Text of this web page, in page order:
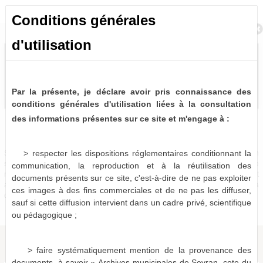
Bulletins et journaux municipaux de Sevran
Sources historiques précieuses, les bulletins et journaux municipaux de Sevran
sont désormais partiellement disponibles à la consultation virtuelle. Pour le
moment, seules les périodes 1963-1975, 1986-1987 et 1996-2001 sont
actuellement numérisées et consultables en ligne, le reste devant être mis à
disposition dans les mois qui viennent.
Conditions générales
d'utilisation
Par la présente, je déclare avoir pris connaissance des
conditions générales d'utilisation liées à la consultation
des informations présentes sur ce site et m'engage à :
> respecter les dispositions réglementaires conditionnant la
communication, la reproduction et à la réutilisation des
documents présents sur ce site, c'est-à-dire de ne pas exploiter
ces images à des fins commerciales et de ne pas les diffuser,
sauf si cette diffusion intervient dans un cadre privé, scientifique
ou pédagogique ;
> faire systématiquement mention de la provenance des